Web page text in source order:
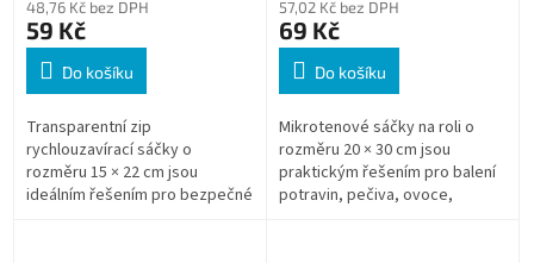
48,76 Kč bez DPH
59 Kč
Do košíku
Transparentní zip
rychlouzavírací sáčky o
rozměru 15 × 22 cm jsou
ideálním řešením pro bezpečné
57,02 Kč bez DPH
69 Kč
Do košíku
Mikrotenové sáčky na roli o
rozměru 20 × 30 cm jsou
praktickým řešením pro balení
potravin, pečiva, ovoce,